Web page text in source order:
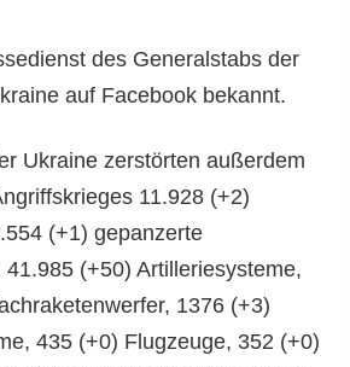
des Generalstabs der
auf Facebook bekannt.
Ukraine zerstörten außerdem
11.928 (+2)
(+1) gepanzerte
(+50) Artilleriesysteme,
1376 (+3)
435 (+0) Flugzeuge, 352 (+0)